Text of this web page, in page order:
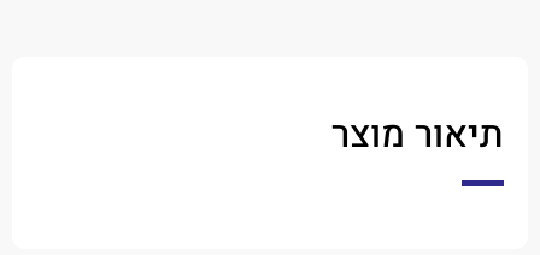
מוצר